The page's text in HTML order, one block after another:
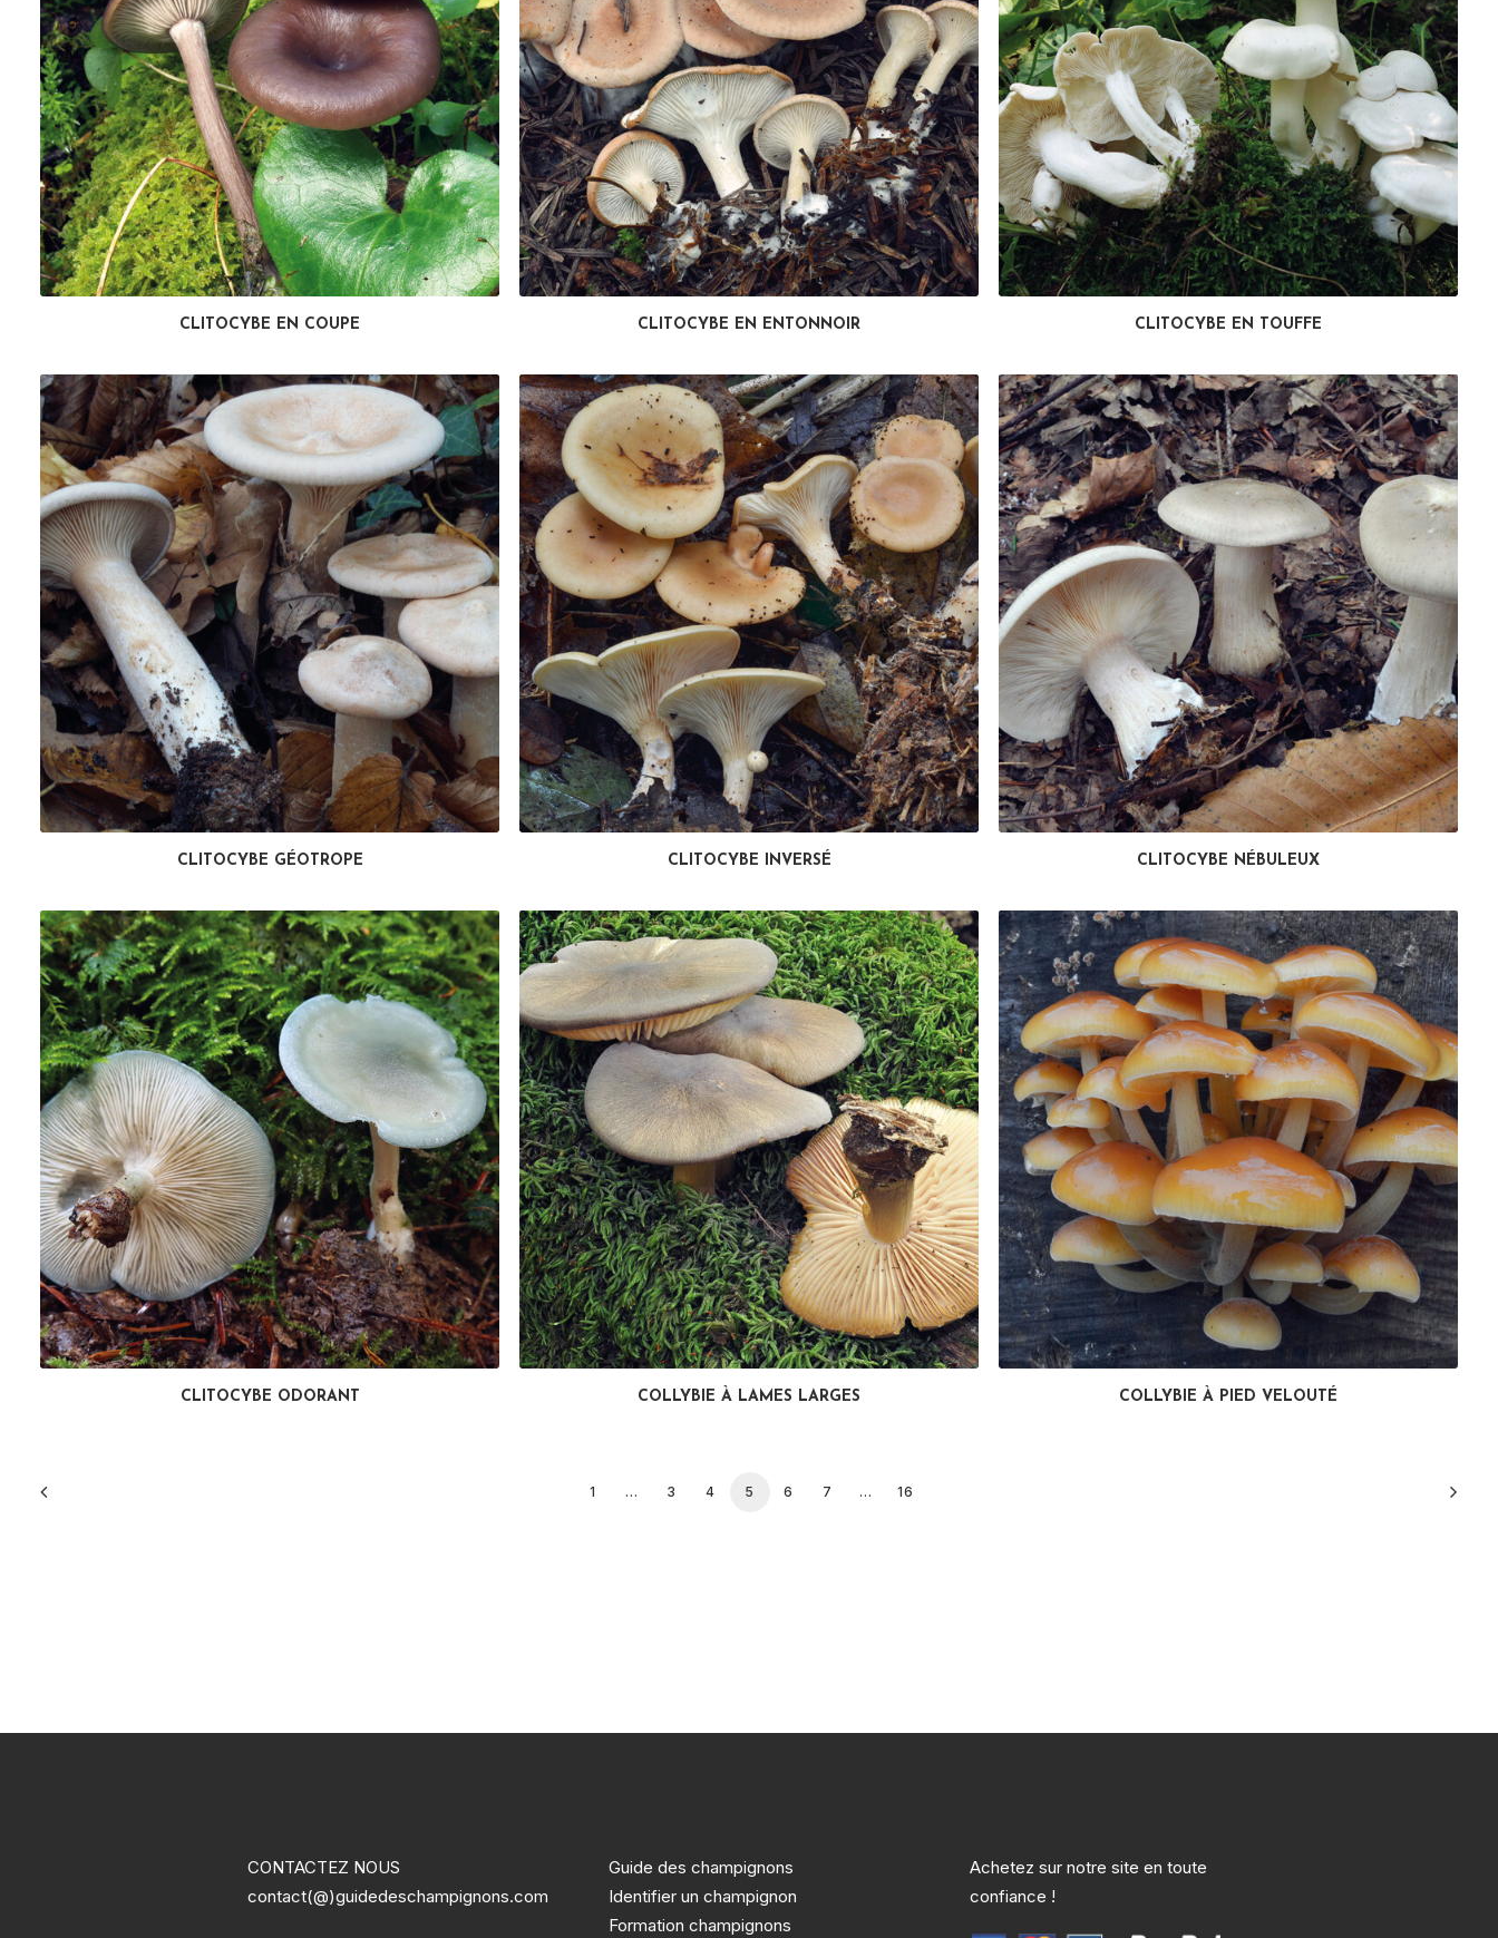
CLITOCYBE EN COUPE
CLITOCYBE EN ENTONNOIR
CLITOCYBE EN TOUFFE
CLITOCYBE GÉOTROPE
CLITOCYBE INVERSÉ
CLITOCYBE NÉBULEUX
CLITOCYBE ODORANT
COLLYBIE À LAMES LARGES
COLLYBIE À PIED VELOUTÉ
1 … 3 4 5 6 7 … 16
CONTACTEZ NOUS
contact(@)guidedeschampignons.com
Guide des champignons
Identifier un champignon
Formation champignons
Achetez sur notre site en toute
confiance !